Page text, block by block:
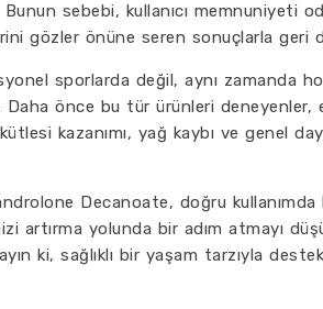
sebebi, kullanıcı memnuniyeti
gözler önüne seren sonuçlarla geri
sporlarda değil, aynı zamanda
önce bu tür ürünleri deneyenler,
kazanımı, yağ kaybı ve genel
Decanoate, doğru kullanımda
artırma yolunda bir adım atmayı
ki, sağlıklı bir yaşam tarzıyla